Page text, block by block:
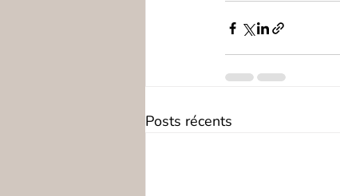
Posts récents